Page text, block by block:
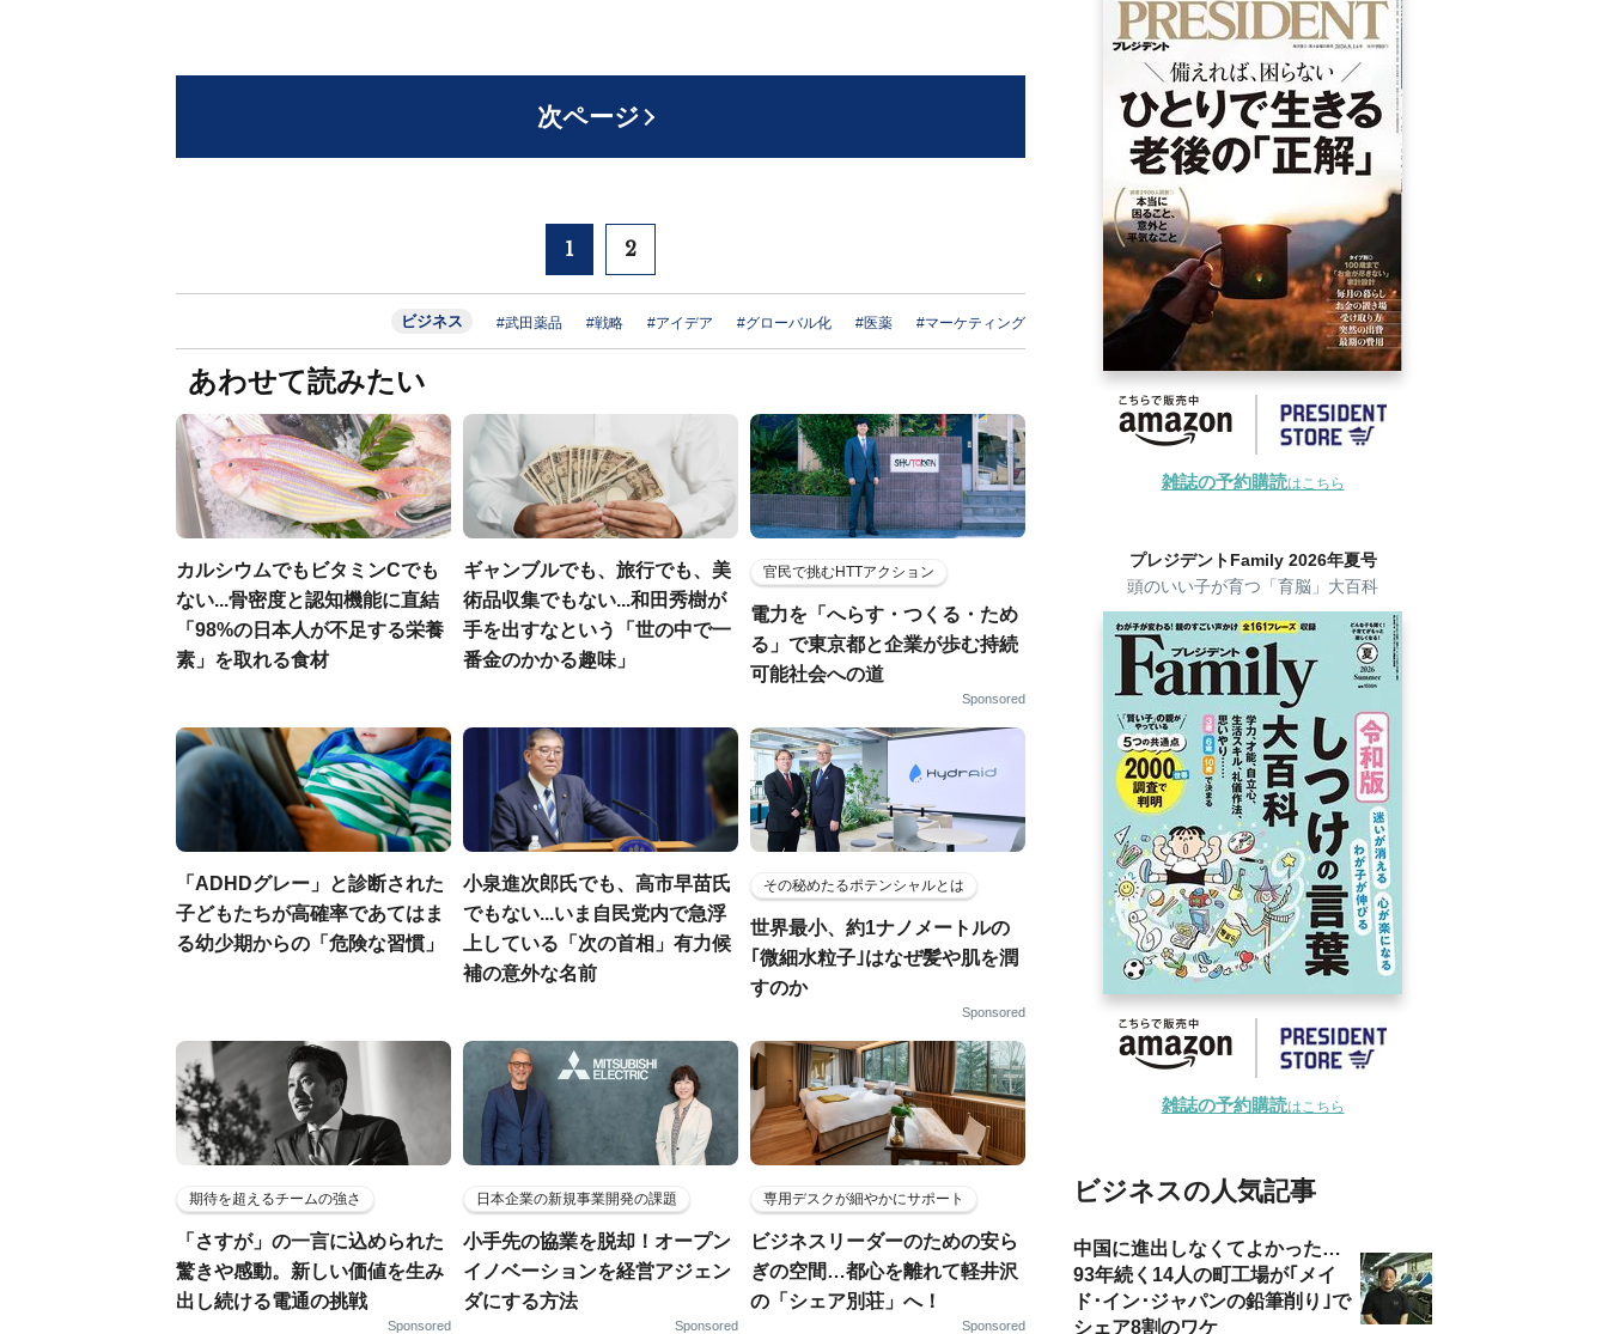
次ページ
1 2
ビジネス #武田薬品 #戦略 #アイデア #グローバル化 #医薬 #マーケティング
あわせて読みたい
カルシウムでもビタミンCでも
ない...骨密度と認知機能に直結
「98%の日本人が不足する栄養
素」を取れる食材
ギャンブルでも、旅行でも、美
術品収集でもない...和田秀樹が
手を出すなという「世の中で一
番金のかかる趣味」
官民で挑むHTTアクション
電力を「へらす・つくる・ため
る」で東京都と企業が歩む持続
可能社会への道
Sponsored
「ADHDグレー」と診断された
子どもたちが高確率であてはま
る幼少期からの「危険な習慣」
小泉進次郎氏でも、高市早苗氏
でもない...いま自民党内で急浮
上している「次の首相」有力候
補の意外な名前
その秘めたるポテンシャルとは
世界最小、約1ナノメートルの
｢微細水粒子｣はなぜ髪や肌を潤
すのか
Sponsored
期待を超えるチームの強さ
「さすが」の一言に込められた
驚きや感動。新しい価値を生み
出し続ける電通の挑戦
Sponsored
日本企業の新規事業開発の課題
小手先の協業を脱却！オープン
イノベーションを経営アジェン
ダにする方法
Sponsored
専用デスクが細やかにサポート
ビジネスリーダーのための安ら
ぎの空間…都心を離れて軽井沢
の「シェア別荘」へ！
Sponsored
雑誌の予約購読はこちら
プレジデントFamily 2026年夏号
頭のいい子が育つ「育脳」大百科
雑誌の予約購読はこちら
ビジネスの人気記事
中国に進出しなくてよかった…
93年続く14人の町工場が｢メイ
ド･イン･ジャパンの鉛筆削り｣で
シェア8割のワケ